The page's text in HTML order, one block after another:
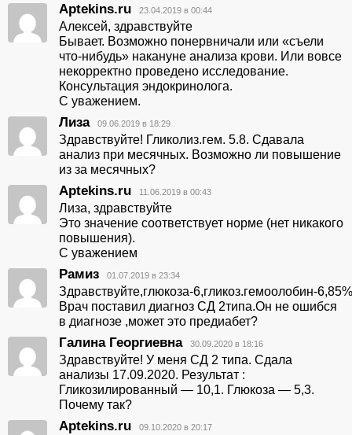
Aptekins.ru 23.04.2019 в 00:44
Алексей, здравствуйте
Бывает. Возможно понервничали или «съели
что-нибудь» накануне анализа крови. Или вовсе
некорректно проведено исследование.
Консультация эндокринолога.
С уважением.
Лиза 09.06.2019 в 18:29
Здравствуйте! Гликолиз.гем. 5.8. Сдавала
анализ при месячных. Возможно ли повышение
из за месячных?
Aptekins.ru 11.06.2019 в 00:43
Лиза, здравствуйте
Это значение соответствует норме (нет никакого
повышения).
С уважением
Рамиз 01.07.2019 в 23:34
Здравствуйте,глюкоза-6,гликоз.гемоолобин-
Врач поставил диагноз СД 2типа.Он не ошибся
в диагнозе ,может это предиабет?
Галина Георгиевна 30.09.2020 в 18:16
Здравствуйте! У меня СД 2 типа. Сдала
анализы 17.09.2020. Результат :
Гликозилированный — 10,1. Глюкоза — 5,3.
Почему так?
Aptekins.ru 09.10.2020 в 20:17